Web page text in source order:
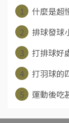
1
什麼是超
2
排球發球
3
打排球好
4
打羽球的
5
運動後吃